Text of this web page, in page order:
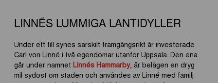
LINNÉS LUMMIGA LANTIDYLLER
Under ett till synes särskilt framgångsrikt år investerade
Carl von Linné i två egendomar utanför Uppsala. Den ena
går under namnet Linnés Hammarby, är belägen en dryg
mil sydost om staden och användes av Linné med familj